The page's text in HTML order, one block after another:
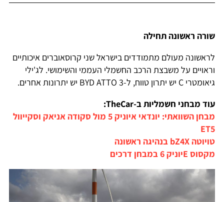
שורה ראשונה תחילה
לראשונה מעולם מתמודדים בישראל שני קרוסאוברים איכותיים
וראויים על משבצת הרכב החשמלי העממי והשימושי. לג'ילי
גיאומטרי C יש יתרון טווח, ל-BYD ATTO 3 יש יתרונות אחרים.
עוד מבחני חשמליות ב-TheCar:
מבחן השוואתי: יונדאי איוניק 5 מול סקודה אניאק וסקייוול
ET5
טויוטה bZ4X בנהיגה ראשונה
מקסוס Eיוניק 6 במבחן דרכים